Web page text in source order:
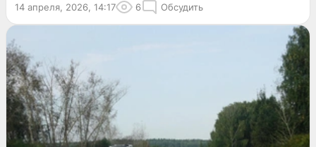
14 апреля, 2026, 14:17 6 Обсудить